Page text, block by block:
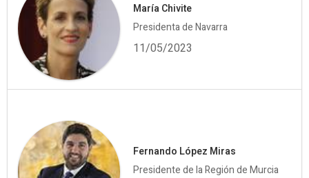
María Chivite
Presidenta de Navarra
11/05/2023
Fernando López Miras
Presidente de la Región de Murcia